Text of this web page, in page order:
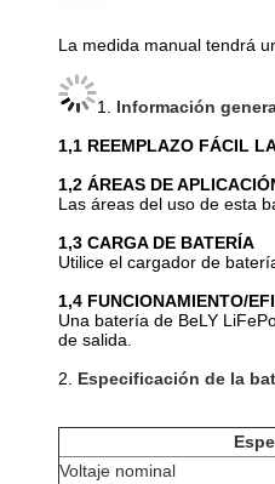
La medida manual tendrá
1. Información
1,1 REEMPLAZO FÁCIL
1,2 ÁREAS DE
Las áreas del uso de esta
1,3 CARGA DE BATERÍA
Utilice el cargador de
1,4 FUNCIONAMIENTO/
Una batería de BeLY
de salida.
2. Especificación de la
Voltaje nominal